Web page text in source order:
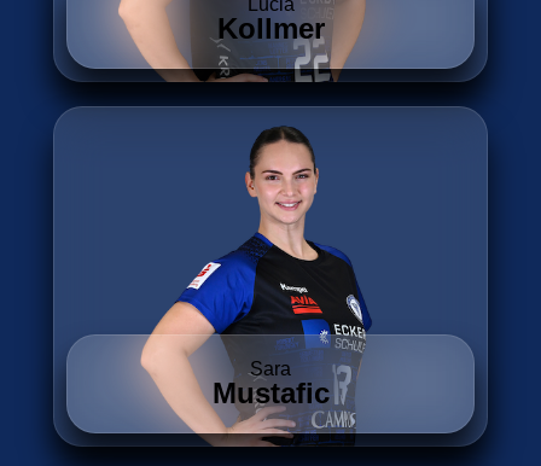
Lucia
Kollmer
Sara
Mustafic